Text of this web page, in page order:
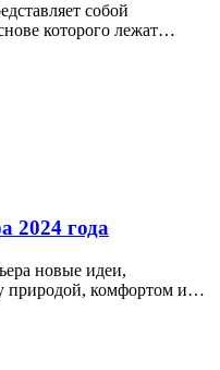
собой
которого лежат…
2024 года
новые идеи,
природой, комфортом и…